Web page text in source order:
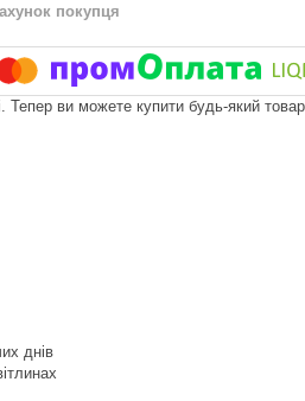
покупця
Тепер ви можете купити будь-який
днів